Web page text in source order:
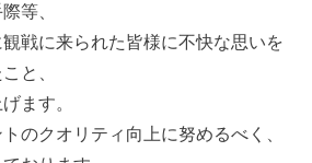
等、
戦に来られた皆様に不快な思いを
と、
ます。
のクオリティ向上に努めるべく、